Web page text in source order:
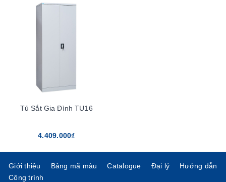
Tủ Sắt Gia Đình TU16
4.409.000₫
Giới thiệu Bảng mã màu Catalogue Đại lý
Hướng dẫn
Công trình